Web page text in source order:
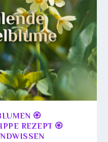
🏵️
REZEPT 🏵️